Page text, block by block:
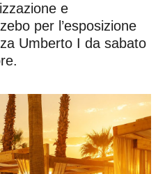
e
per l’esposizione
Umberto I da sabato